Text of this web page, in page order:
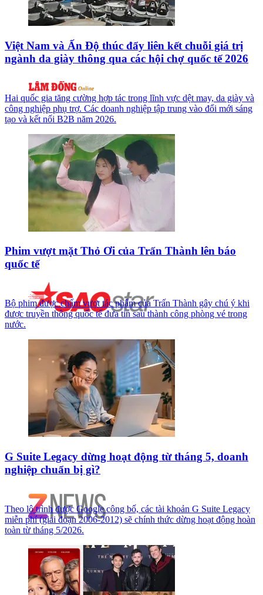
Việt Nam và Ấn Độ thúc đẩy liên kết chuỗi giá trị
ngành da giày thông qua các hội chợ quốc tế 2026
Hai quốc gia tăng cường hợp tác trong lĩnh vực dệt may, da giày và
công nghiệp phụ trợ. Các doanh nghiệp tập trung vào đổi mới sáng
tạo và kết nối B2B năm 2026.
Phim vượt mặt Thỏ Ơi của Trấn Thành lên báo
quốc tế
Bộ phim được chấm vượt tác phẩm của Trấn Thành gây chú ý khi
được truyền thông quốc tế đưa tin sau thành công phòng vé trong
nước.
G Suite Legacy dừng hoạt động từ tháng 5, doanh
nghiệp chuẩn bị gì?
Theo lộ trình được Google công bố, các tài khoản G Suite Legacy
miễn phí (giai đoạn 2006-2012) sẽ chính thức dừng hoạt động hoàn
toàn từ tháng 5/2026.